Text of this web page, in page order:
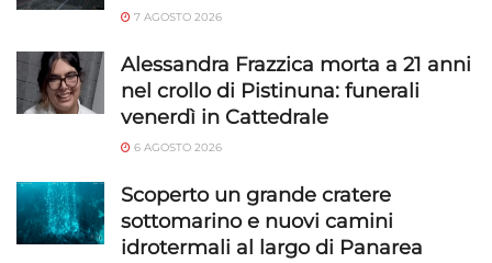
7 AGOSTO 2026
Alessandra Frazzica morta a 21 anni
nel crollo di Pistinuna: funerali
venerdì in Cattedrale
6 AGOSTO 2026
Scoperto un grande cratere
sottomarino e nuovi camini
idrotermali al largo di Panarea